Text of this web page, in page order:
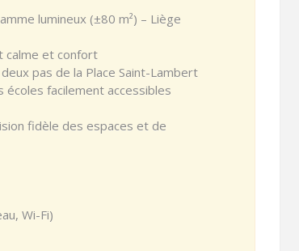
lumineux (±80 m²) – Liège
calme et confort
pas de la Place Saint-Lambert
facilement accessibles
fidèle des espaces et de
Wi-Fi)